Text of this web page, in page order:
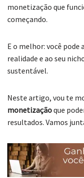
monetização que
começando.
E o melhor: você pode
realidade e ao seu
sustentável.
Neste artigo, vou te
monetizaçãoque
resultados. Vamos